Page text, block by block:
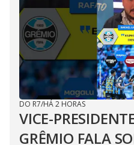
DO R7/HÁ 2 HORAS
VICE-
GRÊMIO FALA